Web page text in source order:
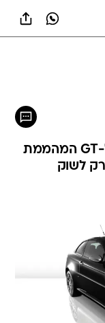
אלפא מציגה גרסה בייצור מוגבל ל-GT המהממת
רק לשוק